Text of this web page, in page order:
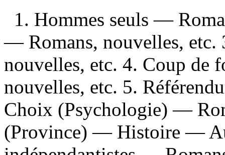
1. Hommes seuls —
— Romans, nouvelles,
nouvelles, etc. 4. Coup
nouvelles, etc. 5.
Choix (Psychologie) —
(Province) — Histoire —